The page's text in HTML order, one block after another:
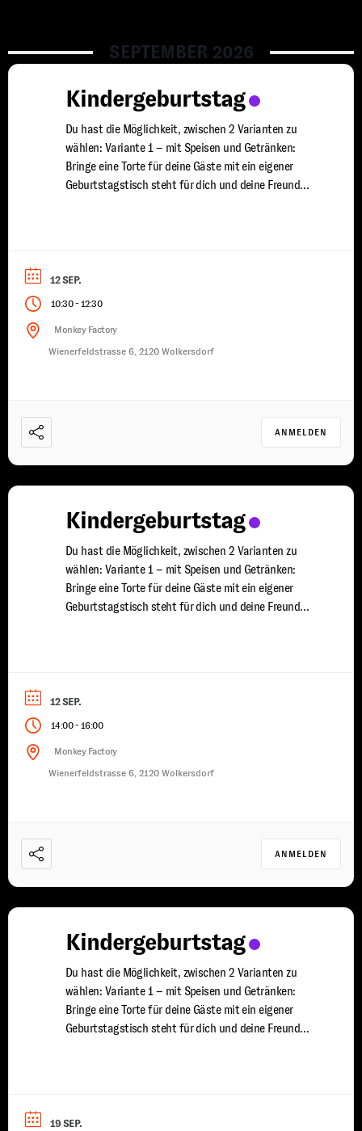
SEPTEMBER 2026
Kindergeburtstag
Du hast die Möglichkeit, zwischen 2 Varianten zu
wählen: Variante 1 – mit Speisen und Getränken:
Bringe eine Torte für deine Gäste mit ein eigener
Geburtstagstisch steht für dich und deine Freunde
12 SEP.
10:30-12:30
Monkey Factory
Wienerfeldstrasse 6, 2120 Wolkersdorf
ANMELDEN
Kindergeburtstag
Du hast die Möglichkeit, zwischen 2 Varianten zu
wählen: Variante 1 – mit Speisen und Getränken:
Bringe eine Torte für deine Gäste mit ein eigener
Geburtstagstisch steht für dich und deine Freunde
12 SEP.
14:00-16:00
Monkey Factory
Wienerfeldstrasse 6, 2120 Wolkersdorf
ANMELDEN
Kindergeburtstag
Du hast die Möglichkeit, zwischen 2 Varianten zu
wählen: Variante 1 – mit Speisen und Getränken:
Bringe eine Torte für deine Gäste mit ein eigener
Geburtstagstisch steht für dich und deine Freunde
19 SEP.